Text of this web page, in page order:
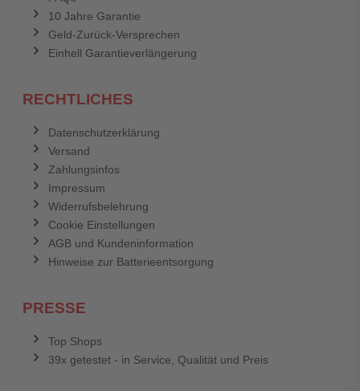
10 Jahre Garantie
Geld-Zurück-Versprechen
Einhell Garantieverlängerung
RECHTLICHES
Datenschutzerklärung
Versand
Zahlungsinfos
Impressum
Widerrufsbelehrung
Cookie Einstellungen
AGB und Kundeninformation
Hinweise zur Batterieentsorgung
PRESSE
Top Shops
39x getestet - in Service, Qualität und Preis